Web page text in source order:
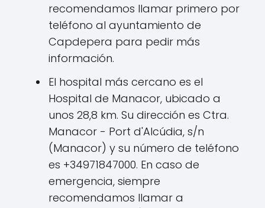
recomendamos llamar primero por
teléfono al ayuntamiento de
Capdepera para pedir más
información.
El hospital más cercano es el
Hospital de Manacor, ubicado a
unos 28,8 km. Su dirección es Ctra.
Manacor - Port d'Alcúdia, s/n
(Manacor) y su número de teléfono
es +34971847000. En caso de
emergencia, siempre
recomendamos llamar a